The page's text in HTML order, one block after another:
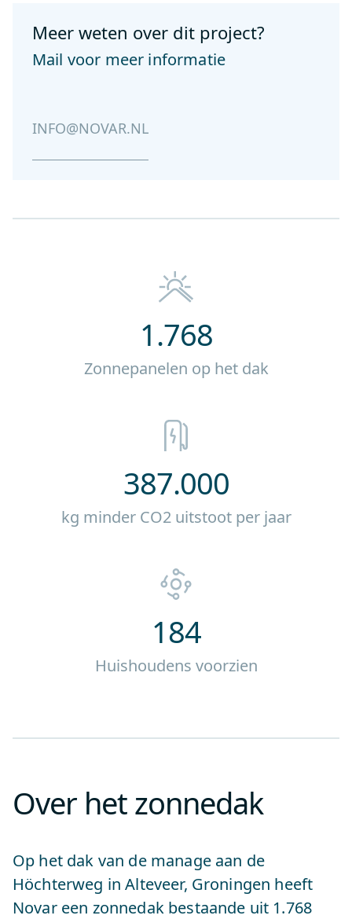
Meer weten over dit project?
Mail voor meer informatie
INFO@NOVAR.NL
1.768
Zonnepanelen op het dak
387.000
kg minder CO2 uitstoot per jaar
184
Huishoudens voorzien
Over het zonnedak
Op het dak van de manage aan de
Höchterweg in Alteveer, Groningen heeft
Novar een zonnedak bestaande uit 1.768